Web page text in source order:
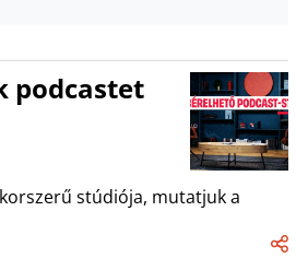
podcastet
stúdiója, mutatjuk a